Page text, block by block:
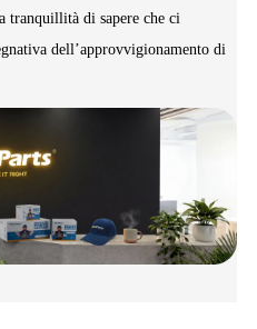
tranquillità di sapere che ci
dell’approvvigionamento di